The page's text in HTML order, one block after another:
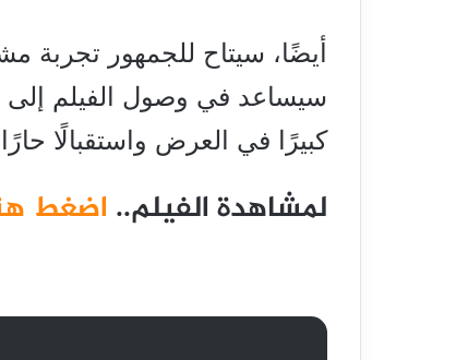
أيضًا، سيتاح للجمهور تجربة
سيساعد في وصول الفيلم إلى
كبيرًا في العرض واستقبالًا
لمشاهدة الفيلم.. اضغط